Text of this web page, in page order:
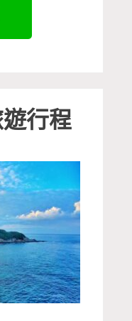
行程